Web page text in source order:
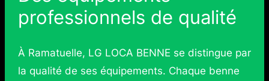
professionnels de qualité
À Ramatuelle, LG LOCA BENNE se distingue par
la qualité de ses équipements. Chaque benne